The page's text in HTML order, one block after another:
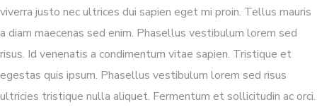
viverra justo nec ultrices dui sapien eget mi proin. Tellus mauris
a diam maecenas sed enim. Phasellus vestibulum lorem sed
risus. Id venenatis a condimentum vitae sapien. Tristique et
egestas quis ipsum. Phasellus vestibulum lorem sed risus
ultricies tristique nulla aliquet. Fermentum et sollicitudin ac orci.